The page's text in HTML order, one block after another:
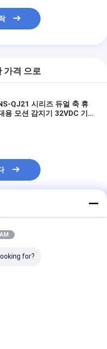
가격 으로
QJ21 시리즈 듀얼 축 휴
용 모션 감지기 32VDC 기
for?